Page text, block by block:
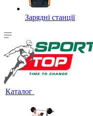
Зарядні станції
Каталог